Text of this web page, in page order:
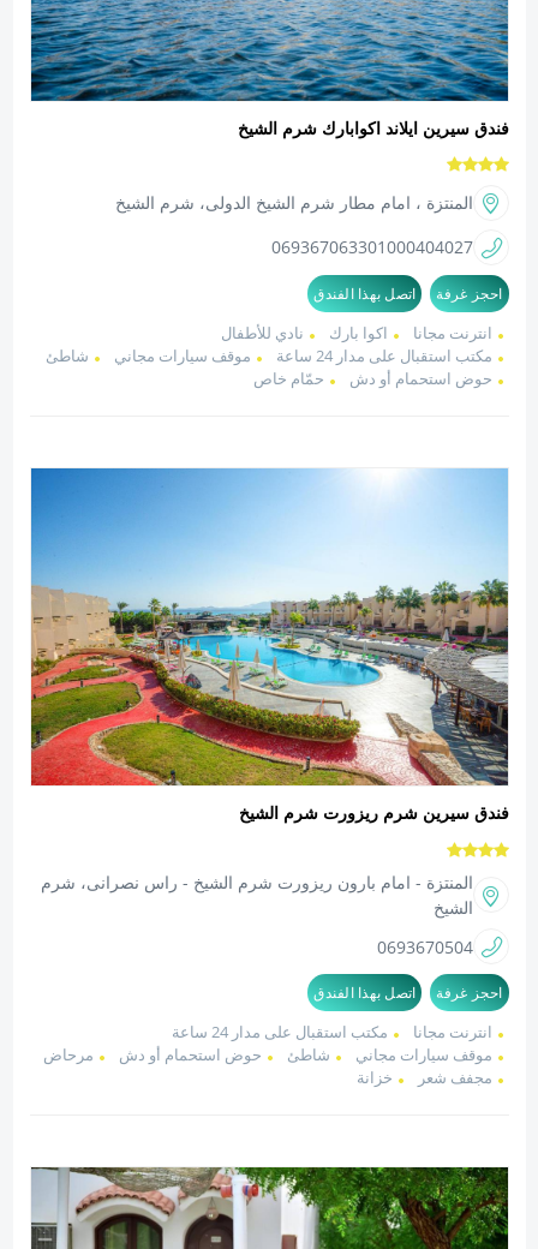
فندق سيرين ايلاند اكوابارك شرم الشيخ
المنتزة ، امام مطار شرم الشيخ الدولى، شرم الشيخ
01000404027
0693670633
احجز غرفة اتصل بهذا الفندق
انترنت مجانا اكوا بارك
نادي للأطفال
مكتب استقبال على مدار 24 ساعة
موقف سيارات مجاني
شاطئ
حوض استحمام أو دش
حمّام خاص
فندق سيرين شرم ريزورت شرم الشيخ
المنتزة - امام بارون ريزورت شرم الشيخ - راس نصرانى، شرم
الشيخ
0693670504
احجز غرفة اتصل بهذا الفندق
انترنت مجانا
مكتب استقبال على مدار 24 ساعة
موقف سيارات مجاني
شاطئ حوض استحمام أو دش
مرحاض
مجفف شعر
خزانة